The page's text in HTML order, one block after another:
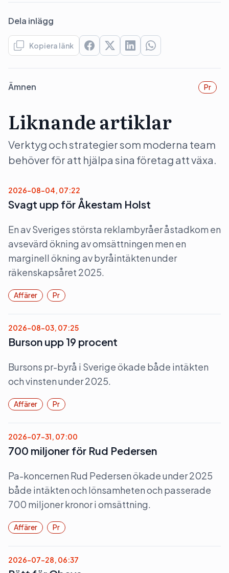
Dela inlägg
Kopiera länk
Ämnen Pr
Liknande artiklar
Verktyg och strategier som moderna team
behöver för att hjälpa sina företag att växa.
2026-08-04, 07:22
Svagt upp för Åkestam Holst
En av Sveriges största reklambyråer åstadkom en
avsevärd ökning av omsättningen men en
marginell ökning av byråintäkten under
räkenskapsåret 2025.
Affärer Pr
2026-08-03, 07:25
Burson upp 19 procent
Bursons pr-byrå i Sverige ökade både intäkten
och vinsten under 2025.
Affärer Pr
2026-07-31, 07:00
700 miljoner för Rud Pedersen
Pa-koncernen Rud Pedersen ökade under 2025
både intäkten och lönsamheten och passerade
700 miljoner kronor i omsättning.
Affärer Pr
2026-07-28, 06:37